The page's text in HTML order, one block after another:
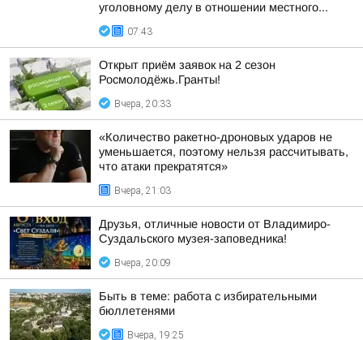
уголовному делу в отношении местного...
07:43
Открыт приём заявок на 2 сезон
Росмолодёжь.Гранты!
Вчера, 20:33
«Количество ракетно-дроновых ударов не
уменьшается, поэтому нельзя рассчитывать,
что атаки прекратятся»
Вчера, 21:03
Друзья, отличные новости от Владимиро-
Суздальского музея-заповедника!
Вчера, 20:09
Быть в теме: работа с избирательными
бюллетенями
Вчера, 19:25